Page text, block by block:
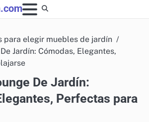
para elegir muebles de jardín
Jardín: Cómodas, Elegantes,
De Jardín:
Perfectas para